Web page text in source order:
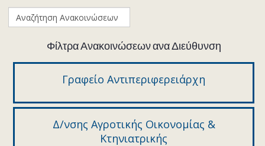
Φίλτρα Ανακοινώσεων ανα Διεύθυνση
Γραφείο Αντιπεριφερειάρχη
Δ/νσης Αγροτικής Οικονομίας &
Κτηνιατρικής